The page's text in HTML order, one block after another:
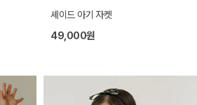
셰이드 아기 자켓
49,000원